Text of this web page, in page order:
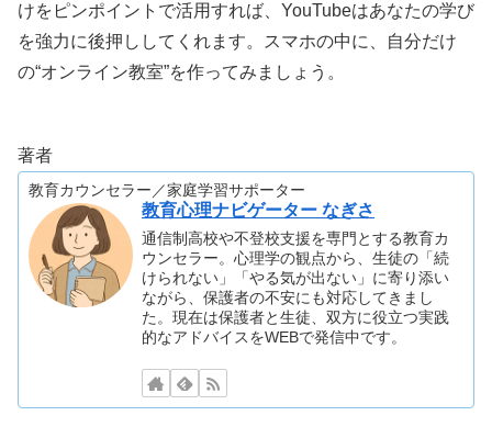
けをピンポイントで活用すれば、YouTubeはあなたの学び
を強力に後押ししてくれます。スマホの中に、自分だけ
の“オンライン教室”を作ってみましょう。
著者
教育カウンセラー／家庭学習サポーター
教育心理ナビゲーター なぎさ
通信制高校や不登校支援を専門とする教育カ
ウンセラー。心理学の観点から、生徒の「続
けられない」「やる気が出ない」に寄り添い
ながら、保護者の不安にも対応してきまし
た。現在は保護者と生徒、双方に役立つ実践
的なアドバイスをWEBで発信中です。